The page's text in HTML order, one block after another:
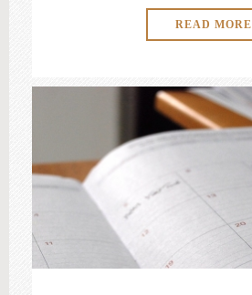
READ MORE